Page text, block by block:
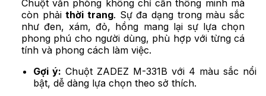
Chuột văn phòng không chỉ cần thông minh mà
còn phảithời trang. Sự đa dạng trong màu sắc
như đen, xám, đỏ, hồng mang lại sự lựa chọn
phong phú cho người dùng, phù hợp với từng cá
tính và phong cách làm việc.
Gợi ý: Chuột ZADEZ M-331B với 4 màu sắc nổi
bật, dễ dàng lựa chọn theo sở thích.